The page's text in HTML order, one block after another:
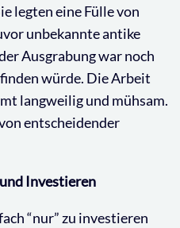
legten eine Fülle von
unbekannte antike
Ausgrabung war noch
würde. Die Arbeit
langweilig und mühsam.
entscheidender
Investieren
“nur” zu investieren